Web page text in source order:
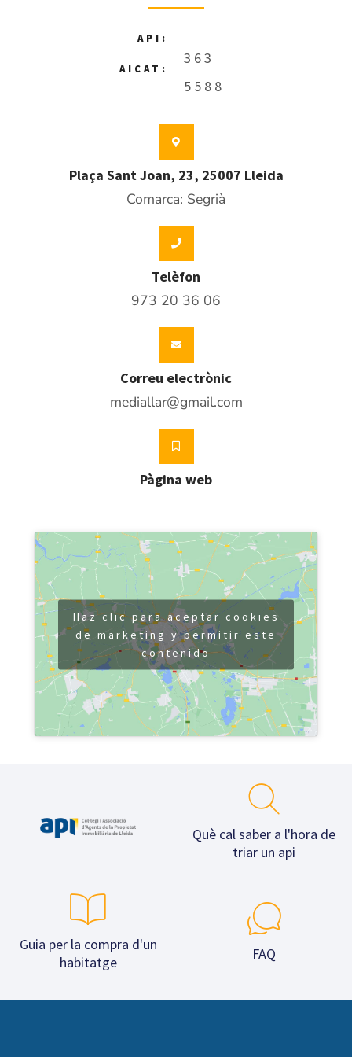
API:
AICAT:
363
5588
Plaça Sant Joan, 23, 25007 Lleida
Comarca: Segrià
Telèfon
973 20 36 06
Correu electrònic
mediallar@gmail.com
Pàgina web
Haz clic para aceptar cookies
de marketing y permitir este
contenido
Què cal saber a l'hora de
triar un api
Guia per la compra d'un
habitatge
FAQ